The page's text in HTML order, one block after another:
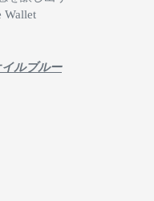
Wallet
ルブルー